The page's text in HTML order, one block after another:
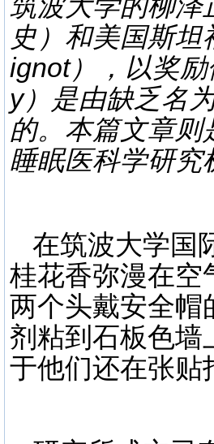
筑波大学的柳泽
史）和美国斯
ignot），以奖
y）是由缺乏名
的。本篇文章则
睡眠医科学研究
在筑波大学国
桂花香弥漫在空
两个头戴安全帽
剂粘到石板色墙
于他们还在张贴